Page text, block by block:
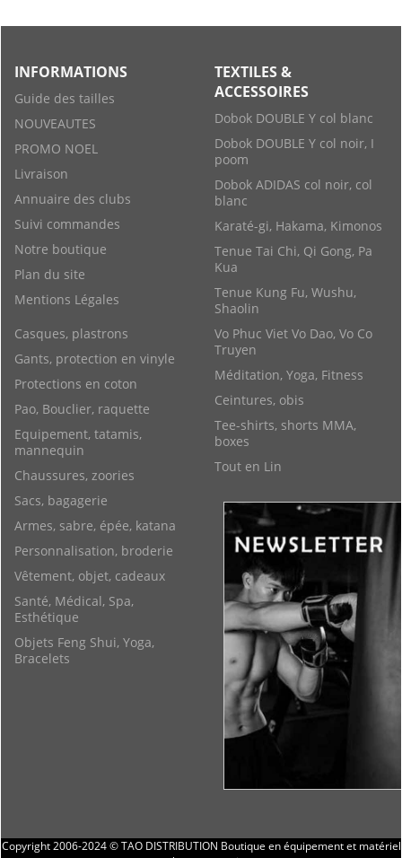
INFORMATIONS
Guide des tailles
NOUVEAUTES
PROMO NOEL
Livraison
Annuaire des clubs
Suivi commandes
Notre boutique
Plan du site
Mentions Légales
TEXTILES &
ACCESSOIRES
Dobok DOUBLE Y col blanc
Dobok DOUBLE Y col noir, I
poom
Dobok ADIDAS col noir, col
blanc
Karaté-gi, Hakama, Kimonos
Tenue Tai Chi, Qi Gong, Pa
Kua
Tenue Kung Fu, Wushu,
Shaolin
Vo Phuc Viet Vo Dao, Vo Co
Truyen
Méditation, Yoga, Fitness
Ceintures, obis
Tee-shirts, shorts MMA,
boxes
Tout en Lin
Casques, plastrons
Gants, protection en vinyle
Protections en coton
Pao, Bouclier, raquette
Equipement, tatamis,
mannequin
Chaussures, zoories
Sacs, bagagerie
Armes, sabre, épée, katana
Personnalisation, broderie
Vêtement, objet, cadeaux
Santé, Médical, Spa,
Esthétique
Objets Feng Shui, Yoga,
Bracelets
Copyright 2006-2024 © TAO DISTRIBUTION Boutique en équipement et matériel